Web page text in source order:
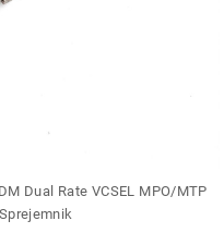
Dual Rate VCSEL MPO/MTP